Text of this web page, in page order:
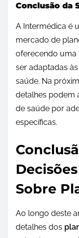
Conclusão da
A Intermédica é
mercado de
oferecendo uma
ser adaptadas
saúde. Na
detalhes podem
de saúde por
específicas.
Sobre
Ao longo deste
detalhes dos